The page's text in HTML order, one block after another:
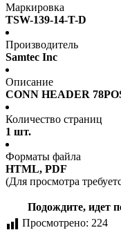
Маркировка
TSW-139-14-T-D
Производитель
Samtec Inc
Описание
CONN HEADER
Количество страниц
1 шт.
Форматы файла
HTML, PDF
(Для просмотра
Подождите, идет
Просмотрено: 224